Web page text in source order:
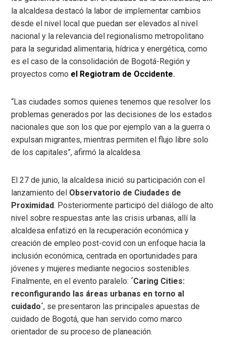
la alcaldesa destacó la labor de implementar cambios
desde el nivel local que puedan ser elevados al nivel
nacional y la relevancia del regionalismo metropolitano
para la seguridad alimentaria, hídrica y energética, como
es el caso de la consolidación de Bogotá-Región y
proyectos como el Regiotram de Occidente.
“Las ciudades somos quienes tenemos que resolver los
problemas generados por las decisiones de los estados
nacionales que son los que por ejemplo van a la guerra o
expulsan migrantes, mientras permiten el flujo libre solo
de los capitales”, afirmó la alcaldesa.
El 27 de junio, la alcaldesa inició su participación con el
lanzamiento del Observatorio de Ciudades de
Proximidad. Posteriormente participó del diálogo de alto
nivel sobre respuestas ante las crisis urbanas, allí la
alcaldesa enfatizó en la recuperación económica y
creación de empleo post-covid con un enfoque hacia la
inclusión económica, centrada en oportunidades para
jóvenes y mujeres mediante negocios sostenibles.
Finalmente, en el evento paralelo: ´Caring Cities:
reconfigurando las áreas urbanas en torno al
cuidado´, se presentaron las principales apuestas de
cuidado de Bogotá, que han servido como marco
orientador de su proceso de planeación.